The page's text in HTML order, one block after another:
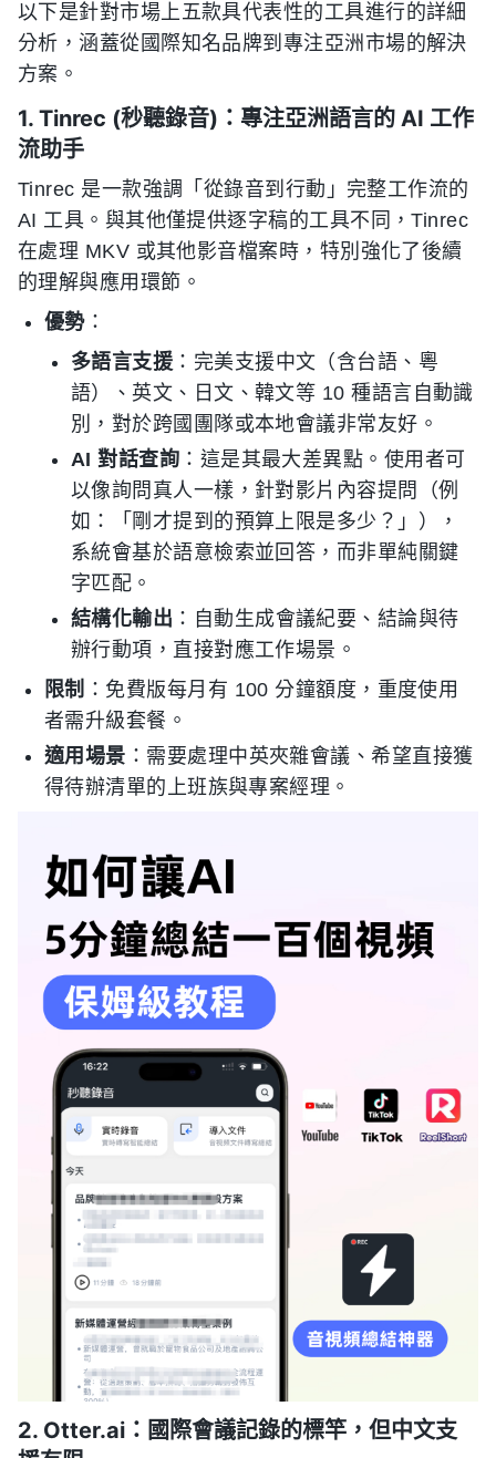
以下是針對市場上五款具代表性的工具進行的詳細
分析，涵蓋從國際知名品牌到專注亞洲市場的解決
方案。
1. Tinrec (秒聽錄音)：專注亞洲語言的 AI 工作
流助手
Tinrec 是一款強調「從錄音到行動」完整工作流的
AI 工具。與其他僅提供逐字稿的工具不同，Tinrec
在處理 MKV 或其他影音檔案時，特別強化了後續
的理解與應用環節。
優勢：
多語言支援 ：完美支援中文（含台語、粵
語）、英文、日文、韓文等 10 種語言自動識
別，對於跨國團隊或本地會議非常友好。
AI 對話查詢 ：這是其最大差異點。使用者可
以像詢問真人一樣，針對影片內容提問（例
如：「剛才提到的預算上限是多少？」），
系統會基於語意檢索並回答，而非單純關鍵
字匹配。
結構化輸出 ：自動生成會議紀要、結論與待
辦行動項，直接對應工作場景。
限制 ：免費版每月有 100 分鐘額度，重度使用
者需升級套餐。
適用場景 ：需要處理中英夾雜會議、希望直接獲
得待辦清單的上班族與專案經理。
2. Otter.ai：國際會議記錄的標竿，但中文支